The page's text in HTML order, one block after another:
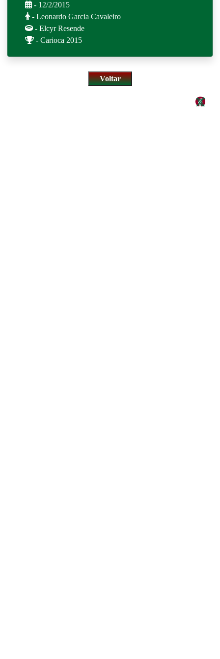
- 12/2/2015
- Leonardo Garcia Cavaleiro
- Elcyr Resende
- Carioca 2015